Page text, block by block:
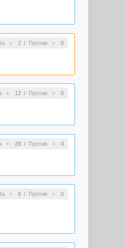
2/ Против 0
12/ Против 0
28/ Против 0
8/ Против 0